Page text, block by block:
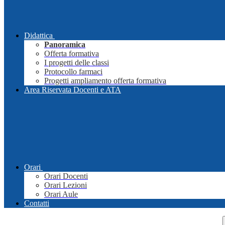
Didattica
Panoramica
Offerta formativa
I progetti delle classi
Protocollo farmaci
Progetti ampliamento offerta formativa
Area Riservata Docenti e ATA
Orari
Orari Docenti
Orari Lezioni
Orari Aule
Contatti